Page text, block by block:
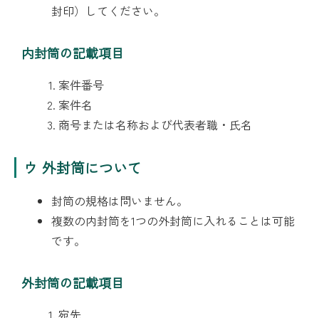
封印）してください。
内封筒の記載項目
案件番号
案件名
商号または名称および代表者職・氏名
ウ 外封筒について
封筒の規格は問いません。
複数の内封筒を1つの外封筒に入れることは可能
です。
外封筒の記載項目
宛先